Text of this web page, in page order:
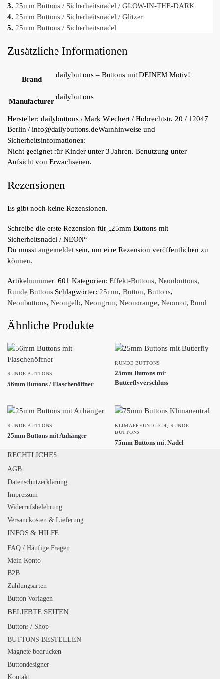
3. 25mm Buttons / Sicherheitsnadel / GLOW-IN-THE-DARK
4. 25mm Buttons / Sicherheitsnadel / Glitzer
5. 25mm Buttons / Sicherheitsnadel
Zusätzliche Informationen
Brand
dailybuttons – Buttons mit DEINEM Motiv!
Manufacturer
dailybuttons
Hersteller: dailybuttons / Mark Wiechert / Hobrechtstr. 20 / 12047
Berlin / info@dailybuttons.deWarnhinweise und
Sicherheitsinformationen:
Nicht geeignet für Kinder unter 3 Jahren. Benutzung unter
Aufsicht von Erwachsenen.
Rezensionen
Es gibt noch keine Rezensionen.
Schreibe die erste Rezension für „25mm Buttons mit
Sicherheitsnadel / NEON“
Du musst angemeldet sein, um eine Rezension veröffentlichen zu
können.
Artikelnummer: 601 Kategorien: Effekt-Buttons, Neonbuttons,
Runde Buttons Schlagwörter: 25mm, Button, Buttons,
Neonbuttons, Neongelb, Neongrün, Neonorange, Neonrot, Rund
Ähnliche Produkte
RUNDE BUTTONS
56mm Buttons / Flaschenöffner
RUNDE BUTTONS
25mm Buttons mit
Butterflyverschluss
RUNDE BUTTONS
25mm Buttons mit Anhänger
KLIMAFREUNDLICH
RUNDE
BUTTONS
75mm Buttons mit Nadel
RECHTLICHES
AGB
Datenschutzerklärung
Impressum
Widerrufsbelehrung
Versandkosten & Lieferung
INFOS & HILFE
FAQ / Häufige Fragen
Mein Konto
B2B
Zahlungsarten
Button Vorlagen
BELIEBTE SEITEN
Buttons / Shop
BUTTONS BESTELLEN
Magnete bedrucken
Buttondesigner
Kontakt